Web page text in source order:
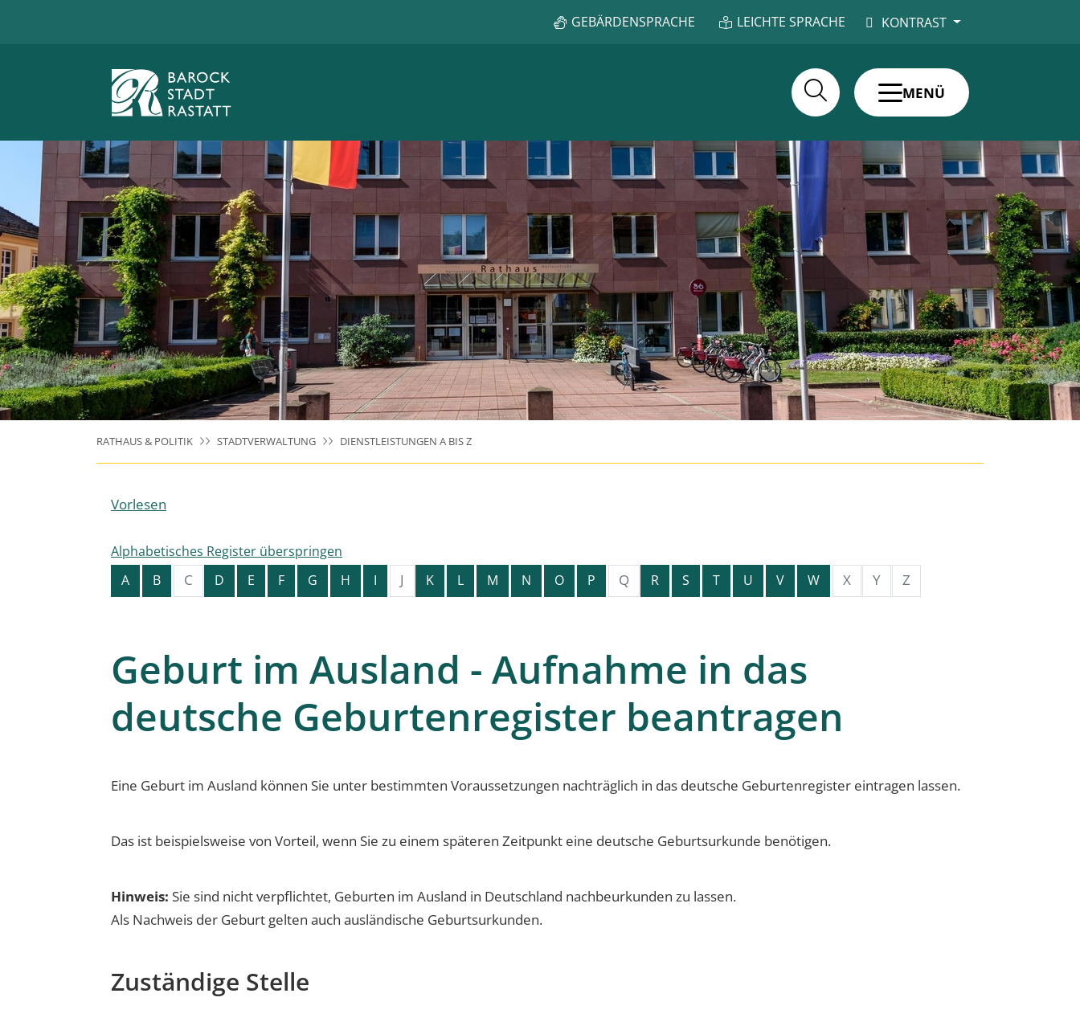
GEBÄRDENSPRACHE LEICHTE SPRACHE KONTRAST
MENÜ
RATHAUS & POLITIK STADTVERWALTUNG DIENSTLEISTUNGEN A BIS Z
Vorlesen
Alphabetisches Register überspringen
A
B C D E F G H I J K L M N O P Q R S T U V W X Y Z
Geburt im Ausland - Aufnahme in das
deutsche Geburtenregister beantragen
Eine Geburt im Ausland können Sie unter bestimmten Voraussetzungen nachträglich in das deutsche Geburtenregister eintragen lassen.
Das ist beispielsweise von Vorteil, wenn Sie zu einem späteren Zeitpunkt eine deutsche Geburtsurkunde benötigen.
Hinweis: Sie sind nicht verpflichtet, Geburten im Ausland in Deutschland nachbeurkunden zu lassen.
Als Nachweis der Geburt gelten auch ausländische Geburtsurkunden.
Zuständige Stelle